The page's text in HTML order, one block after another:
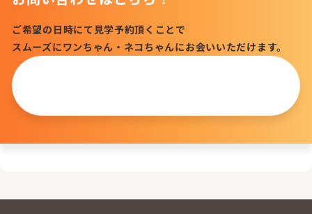
ご希望の日時にて見学予約頂くことで
スムーズにワンちゃん・ネコちゃんにお会いいただけます。